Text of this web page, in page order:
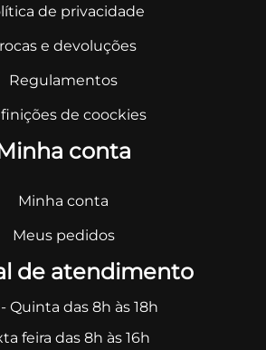
de privacidade
e devoluções
Regulamentos
de coockies
conta
Minha conta
Meus pedidos
de atendimento
Quinta das 8h às 18h
feira das 8h às 16h